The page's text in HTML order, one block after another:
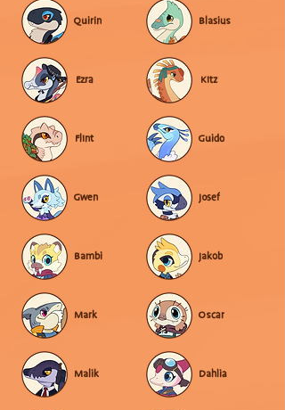
Quirin
Ezra
Flint
Gwen
Bambi
Mark
Malik
Blasius
Kitz
Guido
Josef
Jakob
Oscar
Dahlia